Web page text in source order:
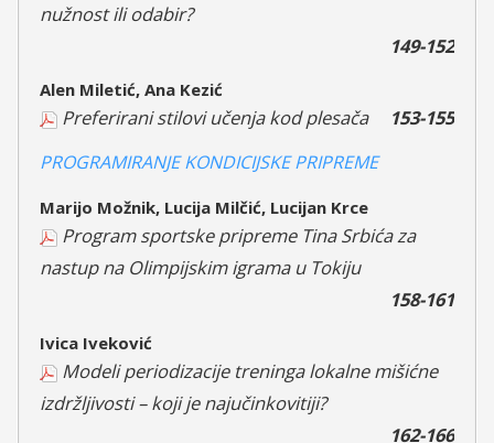
nužnost ili odabir?
149-152
Alen Miletić, Ana Kezić
Preferirani stilovi učenja kod plesača 153-155
PROGRAMIRANJE KONDICIJSKE PRIPREME
Marijo Možnik, Lucija Milčić, Lucijan Krce
Program sportske pripreme Tina Srbića za
nastup na Olimpijskim igrama u Tokiju
158-161
Ivica Iveković
Modeli periodizacije treninga lokalne mišićne
izdržljivosti – koji je najučinkovitiji?
162-166